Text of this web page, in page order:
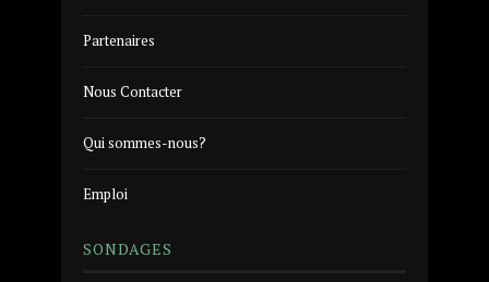
Partenaires
Nous Contacter
Qui sommes-nous?
Emploi
SONDAGES